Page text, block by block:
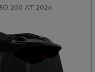
200 AT 2026